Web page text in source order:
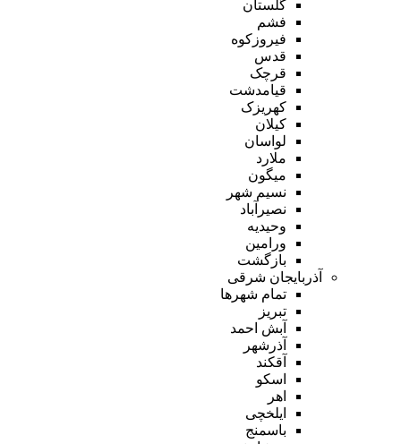
گلستان
فشم
فیروزکوه
قدس
قرچک
قیامدشت
کهریزک
کیلان
لواسان
ملارد
میگون
نسیم شهر
نصیرآباد
وحیدیه
ورامین
بازگشت
آذربایجان شرقی
تمام شهر‌ها
تبریز
آبش احمد
آذرشهر
آقکند
اسکو
اهر
ایلخچی
باسمنج